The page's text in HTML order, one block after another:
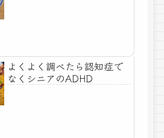
よくよく調べたら認知症で
なくシニアのADHD